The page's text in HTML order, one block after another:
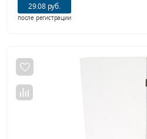
29.08 руб.
после регистрации